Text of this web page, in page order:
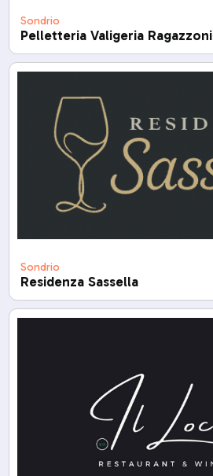
Sondrio
Pelletteria Valigeria Ragazzoni
Sondrio
Residenza Sassella